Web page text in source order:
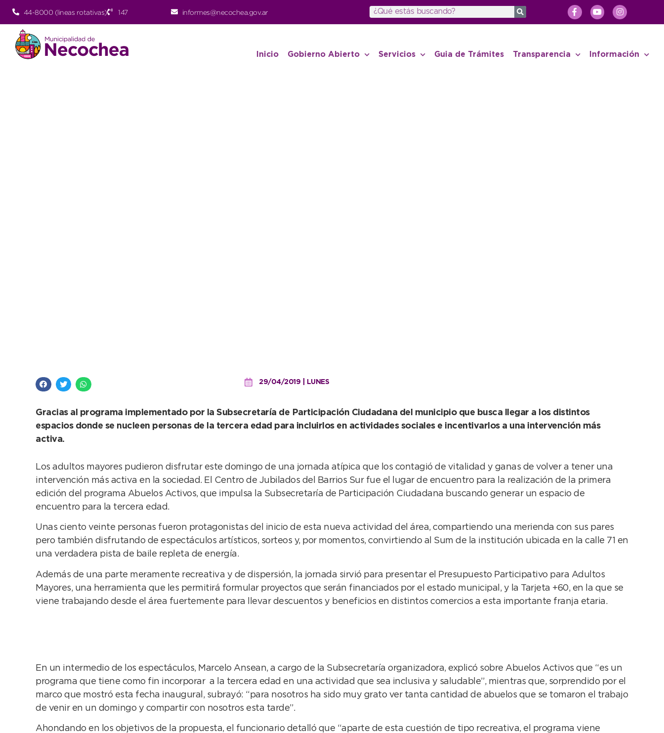
44-8000 (lineas rotativas) 147 informes@necochea.gov.ar
Inicio Gobierno Abierto Servicios Guia de Trámites Transparencia Información
29/04/2019 | LUNES
Gracias al programa implementado por la Subsecretaría de Participación Ciudadana del municipio que busca llegar a los distintos
espacios donde se nucleen personas de la tercera edad para incluirlos en actividades sociales e incentivarlos a una intervención más
activa.
Los adultos mayores pudieron disfrutar este domingo de una jornada atípica que los contagió de vitalidad y ganas de volver a tener una
intervención más activa en la sociedad. El Centro de Jubilados del Barrios Sur fue el lugar de encuentro para la realización de la primera
edición del programa Abuelos Activos, que impulsa la Subsecretaría de Participación Ciudadana buscando generar un espacio de
encuentro para la tercera edad.
Unas ciento veinte personas fueron protagonistas del inicio de esta nueva actividad del área, compartiendo una merienda con sus pares
pero también disfrutando de espectáculos artísticos, sorteos y, por momentos, convirtiendo al Sum de la institución ubicada en la calle 71 en
una verdadera pista de baile repleta de energía.
Además de una parte meramente recreativa y de dispersión, la jornada sirvió para presentar el Presupuesto Participativo para Adultos
Mayores, una herramienta que les permitirá formular proyectos que serán financiados por el estado municipal, y la Tarjeta +60, en la que se
viene trabajando desde el área fuertemente para llevar descuentos y beneficios en distintos comercios a esta importante franja etaria.
En un intermedio de los espectáculos, Marcelo Ansean, a cargo de la Subsecretaría organizadora, explicó sobre Abuelos Activos que “es un
programa que tiene como fin incorporar a la tercera edad en una actividad que sea inclusiva y saludable”, mientras que, sorprendido por el
marco que mostró esta fecha inaugural, subrayó: “para nosotros ha sido muy grato ver tanta cantidad de abuelos que se tomaron el trabajo
de venir en un domingo y compartir con nosotros esta tarde”.
Ahondando en los objetivos de la propuesta, el funcionario detalló que “aparte de esta cuestión de tipo recreativa, el programa viene